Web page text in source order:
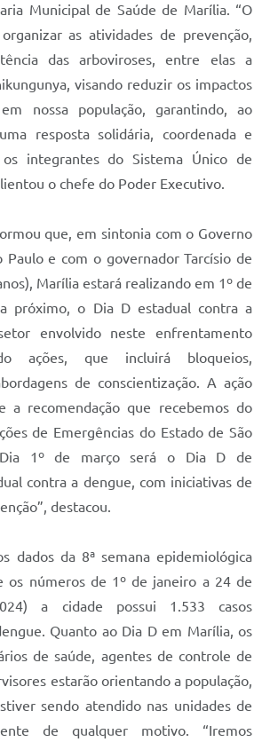
Municipal de Saúde de Marília. “O
as atividades de prevenção,
das arboviroses, entre elas a
visando reduzir os impactos
nossa população, garantindo, ao
resposta solidária, coordenada e
integrantes do Sistema Único de
o chefe do Poder Executivo.
que, em sintonia com o Governo
Paulo e com o governador Tarcísio de
Marília estará realizando em 1º de
próximo, o Dia D estadual contra a
envolvido neste enfrentamento
ações, que incluirá bloqueios,
de conscientização. A ação
a recomendação que recebemos do
de Emergências do Estado de São
1º de março será o Dia D de
contra a dengue, com iniciativas de
destacou.
dados da 8ª semana epidemiológica
os números de 1º de janeiro a 24 de
a cidade possui 1.533 casos
Quanto ao Dia D em Marília, os
de saúde, agentes de controle de
estarão orientando a população,
sendo atendido nas unidades de
de qualquer motivo. “Iremos